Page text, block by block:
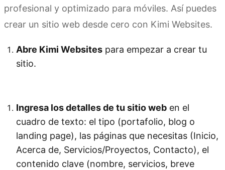
profesional y optimizado para móviles. Así puedes
crear un sitio web desde cero con Kimi Websites.
Abre Kimi Websites para empezar a crear tu
sitio.
Ingresa los detalles de tu sitio web en el
cuadro de texto: el tipo (portafolio, blog o
landing page), las páginas que necesitas (Inicio,
Acerca de, Servicios/Proyectos, Contacto), el
contenido clave (nombre, servicios, breve